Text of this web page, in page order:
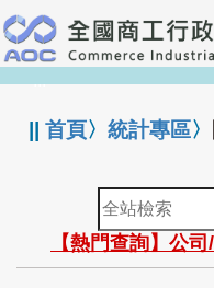
跳
到
主
要
:::
||首頁〉統計專區〉
全
站
檢
索
【熱門查詢】公